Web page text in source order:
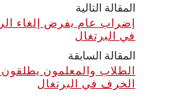
المقالة التالية
إضراب عام يفرض إلغاء
في البرتغال
المقالة السابقة
الطلاب والمعلمون يطلقون
الخرف في البرتغال